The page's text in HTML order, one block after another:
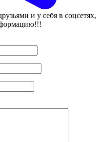
и у себя в соцсетях,